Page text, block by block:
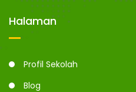
Halaman
Profil Sekolah
Blog